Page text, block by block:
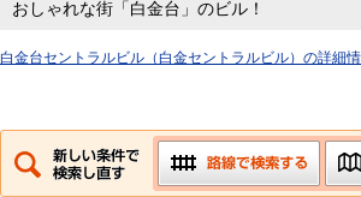
おしゃれな街「白金台」のビル！
白金台セントラルビル（白金セントラルビル）の詳細